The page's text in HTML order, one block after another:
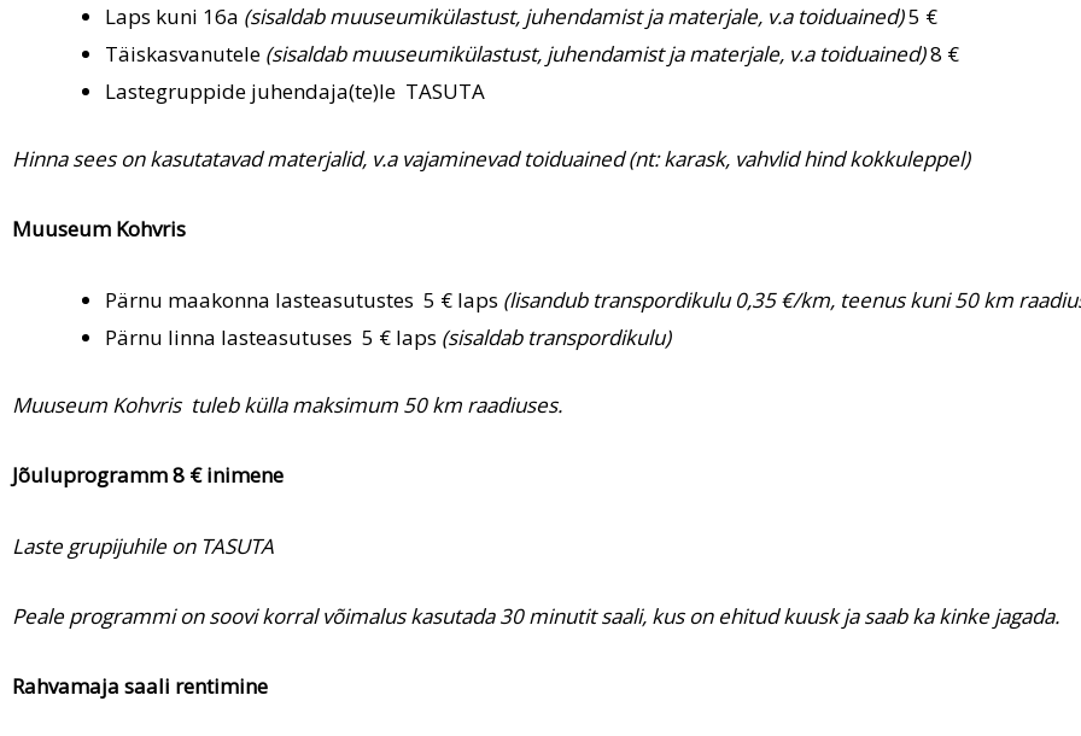
Laps kuni 16a (sisaldab muuseumikülastust, juhendamist ja materjale, v.a toiduained)5 €
Täiskasvanutele (sisaldab muuseumikülastust, juhendamist ja materjale, v.a toiduained)8 €
Lastegruppide juhendaja(te)le TASUTA
Hinna sees on kasutatavad materjalid, v.a vajaminevad toiduained (nt: karask, vahvlid hind kokkuleppel)
Muuseum Kohvris
Pärnu maakonna lasteasutustes 5 € laps (lisandub transpordikulu 0,35 €/km, teenus kuni 50 km
Pärnu linna lasteasutuses 5 € laps (sisaldab transpordikulu)
Muuseum Kohvris tuleb külla maksimum 50 km raadiuses.
Jõuluprogramm 8 € inimene
Laste grupijuhile on TASUTA
Peale programmi on soovi korral võimalus kasutada 30 minutit saali, kus on ehitud kuusk ja saab ka kinke jagada.
Rahvamaja saali rentimine